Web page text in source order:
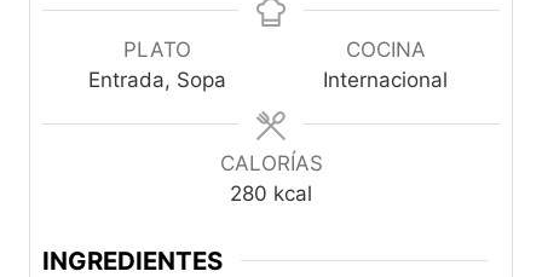
n
u
t
u
t
o
PLATO
Entrada, Sopa
COCINA
Internacional
CALORÍAS
280 kcal
INGREDIENTES